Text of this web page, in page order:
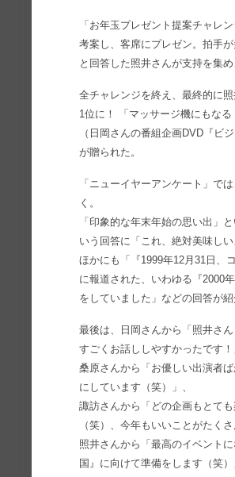
「お年玉プレゼント提案チャレ
考案し、客席にプレゼン。拍手
と回答した照井さんが支持を集
全チャレンジを終え、最終的に
1位に！ 「マッサージ機にもな
（日岡さんの番組企画DVD『ビ
が贈られた。
「ニューイヤーアンケート」で
く。
「印象的な年末年始の思い出」
いう回答に「これ、絶対美味し
ほかにも「『1999年12月31日、
に報道された、いわゆる『2000
をしていました」などの回答が紹
最後は、日岡さんから「照井さ
すごくお話ししやすかったです！
桑原さんから「お優しい出演者
にしています（笑）」、
諏訪さんから「どの企画もとて
（笑）、今年もいいことがたく
照井さんから「最高のイベント
国』に向けて準備をします（笑